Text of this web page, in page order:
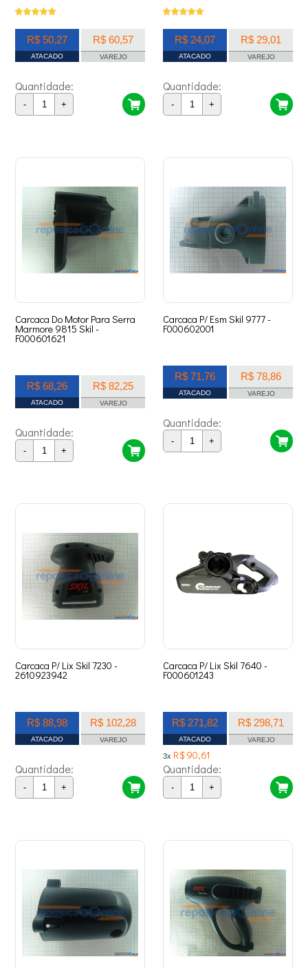
R$ 50,27
ATACADO
R$ 60,57
VAREJO
Quantidade:
- +
R$ 24,07
ATACADO
R$ 29,01
VAREJO
Quantidade:
- +
Carcaca Do Motor Para Serra
Marmore 9815 Skil -
F000601621
R$ 68,26
ATACADO
R$ 82,25
VAREJO
Quantidade:
- +
Carcaca P/ Esm Skil 9777 -
F000602001
R$ 71,76
ATACADO
R$ 78,86
VAREJO
Quantidade:
- +
Carcaca P/ Lix Skil 7230 -
2610923942
R$ 88,98
ATACADO
R$ 102,28
VAREJO
Quantidade:
- +
Carcaca P/ Lix Skil 7640 -
F000601243
R$ 271,82
ATACADO
R$ 298,71
VAREJO
3x R$ 90,61
Quantidade:
- +